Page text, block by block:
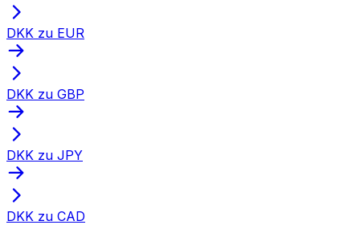
DKK zu EUR
DKK zu GBP
DKK zu JPY
DKK zu CAD